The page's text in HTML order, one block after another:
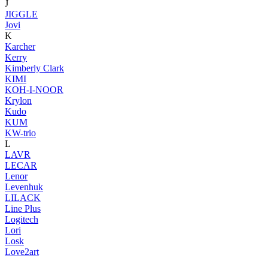
J
JIGGLE
Jovi
K
Karcher
Kerry
Kimberly Clark
KIMI
KOH-I-NOOR
Krylon
Kudo
KUM
KW-trio
L
LAVR
LECAR
Lenor
Levenhuk
LILACK
Line Plus
Logitech
Lori
Losk
Love2art